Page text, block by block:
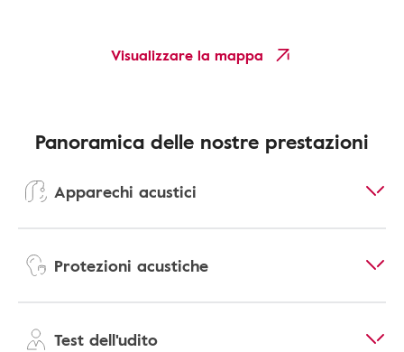
Visualizzare la mappa
Panoramica delle nostre prestazioni
Apparechi acustici
Protezioni acustiche
Test dell'udito